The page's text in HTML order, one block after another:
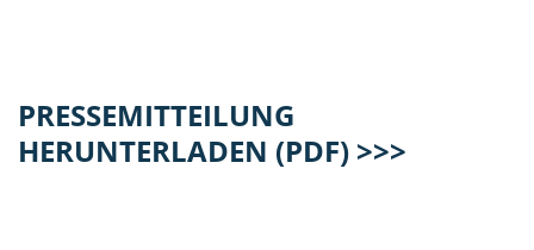
PRESSEMITTEILUNG
HERUNTERLADEN (PDF) >>>